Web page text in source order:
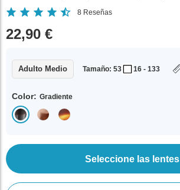
8 Reseñas
22,90 €
Adulto Medio Tamaño: 53 16 - 133
Color: Gradiente
Seleccione las lentes